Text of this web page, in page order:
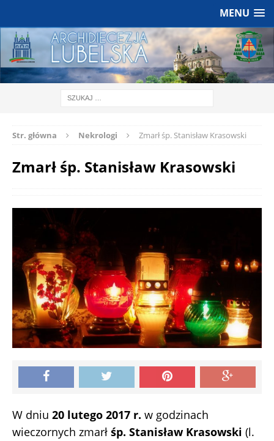
MENU
Str. główna Nekrologi Zmarł śp. Stanisław Krasowski
Zmarł śp. Stanisław Krasowski
W dniu 20 lutego 2017 r. w godzinach
wieczornych zmarł śp. Stanisław Krasowski (l.